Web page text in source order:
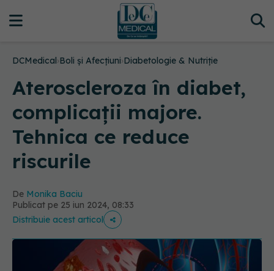
DCMedical›Boli și Afecțiuni›Diabetologie & Nutriție
Ateroscleroza în diabet,
complicații majore.
Tehnica ce reduce
riscurile
De Monika Baciu
Publicat pe 25 iun 2024, 08:33
Distribuie acest articol